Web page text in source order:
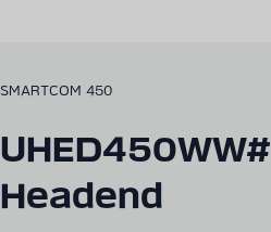
SMARTCOM 450
UHED450WW#
Headend